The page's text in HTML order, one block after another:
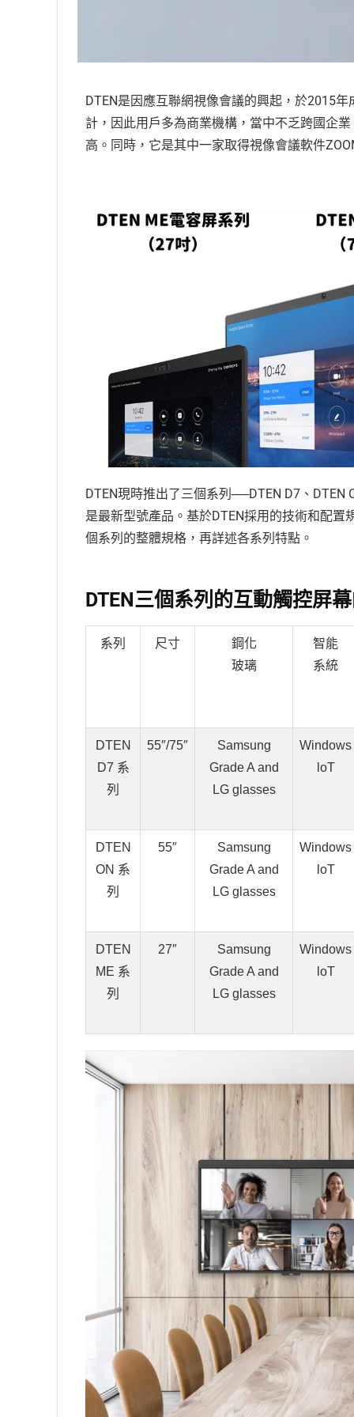
DTEN是因應互聯網視像會議的興起，於2015
計，因此用戶多為商業機構，當中不乏跨國企
高。同時，它是其中一家取得視像會議軟件
DTEN現時推出了三個系列──DTEN D7、DTEN
是最新型號產品。基於DTEN採用的技術和配
個系列的整體規格，再詳述各系列特點。
DTEN三個系列的互動觸控屏
系列 尺寸
鋼化
玻璃
智能
系統
DTEN
D7 系
列
55″/75″
Samsung
Grade A and
LG glasses
Windows
loT
DTEN
ON 系
列
55″
Samsung
Grade A and
LG glasses
Windows
loT
DTEN
ME 系
列
27″
Samsung
Grade A and
LG glasses
Windows
loT